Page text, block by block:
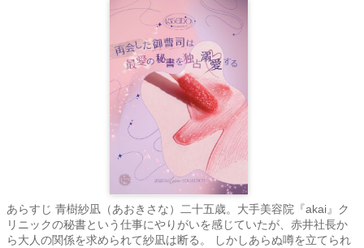
あらすじ 青樹紗凪（あおきさな）二十五歳。大手美容院『akai』ク
リニックの秘書という仕事にやりがいを感じていたが、赤井社長か
ら大人の関係を求められて紗凪は断る。 しかしあらぬ噂を立てられ